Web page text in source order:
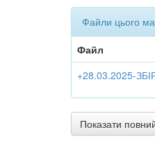
Файли цього
Файл
+28.03.2025-
Показати